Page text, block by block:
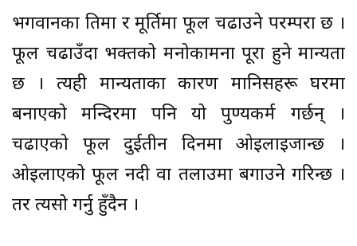
भगवानका प्रतिमा र मूर्तिमा फूल चढाउने परम्परा छ ।
फूल चढाउँदा भक्तको मनोकामना पूरा हुने मान्यता
छ । त्यही मान्यताका कारण मानिसहरू घरमा
बनाएको मन्दिरमा पनि यो पुण्यकर्म गर्छन् ।
चढाएको फूल दुईतीन दिनमा ओइलाइजान्छ ।
ओइलाएको फूल नदी वा तलाउमा बगाउने गरिन्छ ।
तर त्यसो गर्नु हुँदैन ।